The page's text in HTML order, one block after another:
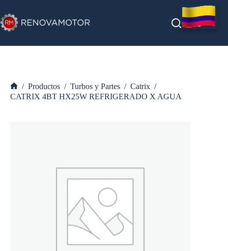
al
contenido
Inicio
/ Productos / Turbos y Partes / Catrix /
CATRIX 4BT HX25W REFRIGERADO X AGUA